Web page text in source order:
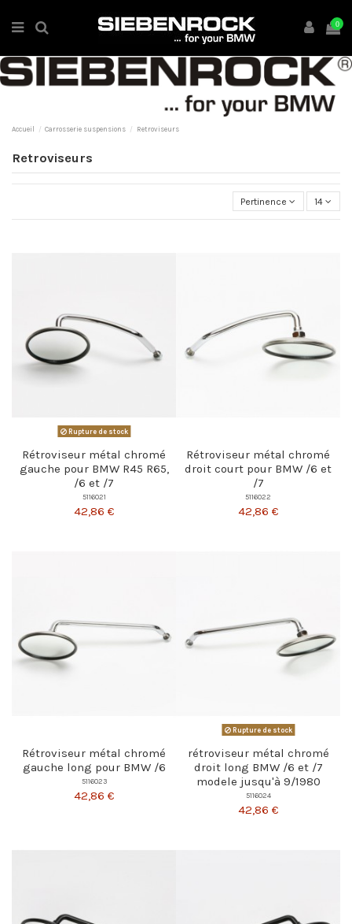
0
Accueil Carrosserie suspensions Retroviseurs
Retroviseurs
Pertinence 14
Rupture de stock
Rétroviseur métal chromé
gauche pour BMW R45 R65,
/6 et /7
5116021
42,86 €
Rétroviseur métal chromé
droit court pour BMW /6 et
/7
5116022
42,86 €
Rétroviseur métal chromé
gauche long pour BMW /6
5116023
42,86 €
Rupture de stock
rétroviseur métal chromé
droit long BMW /6 et /7
modele jusqu'à 9/1980
5116024
42,86 €